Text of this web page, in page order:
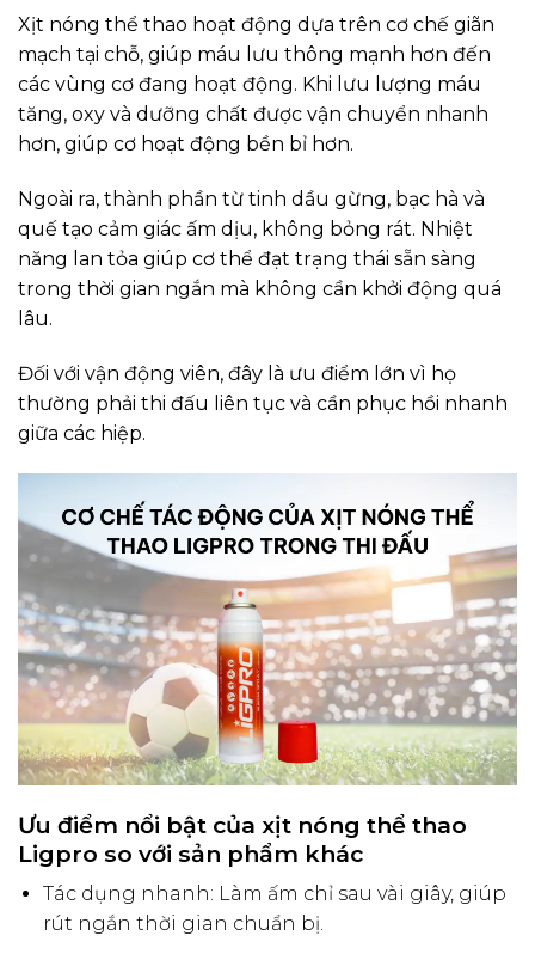
Xịt nóng thể thao hoạt động dựa trên cơ chế giãn
mạch tại chỗ, giúp máu lưu thông mạnh hơn đến
các vùng cơ đang hoạt động. Khi lưu lượng máu
tăng, oxy và dưỡng chất được vận chuyển nhanh
hơn, giúp cơ hoạt động bền bỉ hơn.
Ngoài ra, thành phần từ tinh dầu gừng, bạc hà và
quế tạo cảm giác ấm dịu, không bỏng rát. Nhiệt
năng lan tỏa giúp cơ thể đạt trạng thái sẵn sàng
trong thời gian ngắn mà không cần khởi động quá
lâu.
Đối với vận động viên, đây là ưu điểm lớn vì họ
thường phải thi đấu liên tục và cần phục hồi nhanh
giữa các hiệp.
Ưu điểm nổi bật của xịt nóng thể thao
Ligpro so với sản phẩm khác
Tác dụng nhanh: Làm ấm chỉ sau vài giây, giúp
rút ngắn thời gian chuẩn bị.